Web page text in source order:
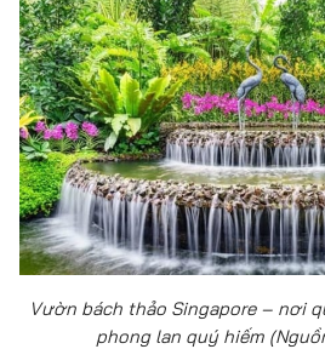
Vườn bách thảo Singapore – nơi
phong lan quý hiếm